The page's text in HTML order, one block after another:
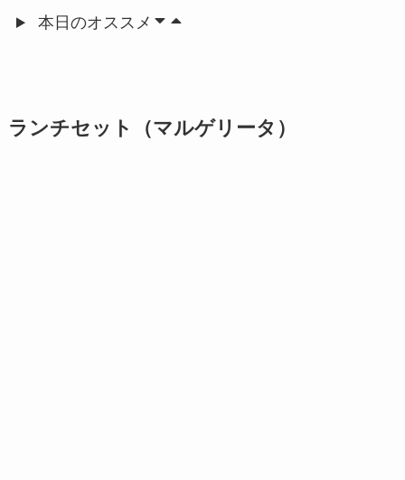
本日のオススメ
ランチセット（マルゲリータ）